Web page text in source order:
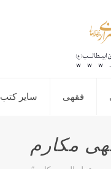
فقهی سایر کتب
مکارم